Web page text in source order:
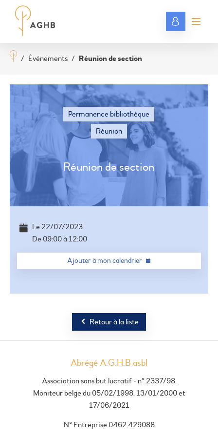
/ Événements / Réunion de section
Permanence bibliothèque
Réunion
Réunion de section
Le 22/07/2023
De 09:00à 12:00
Ajouter à mon calendrier
Retour à la liste
Abrégé A.G.H.B asbl
Association sans but lucratif - n° 2337/98.
Moniteur belge du 05/02/1998, 13/01/2000 et
17/06/2021
N° Entreprise 0462 429088